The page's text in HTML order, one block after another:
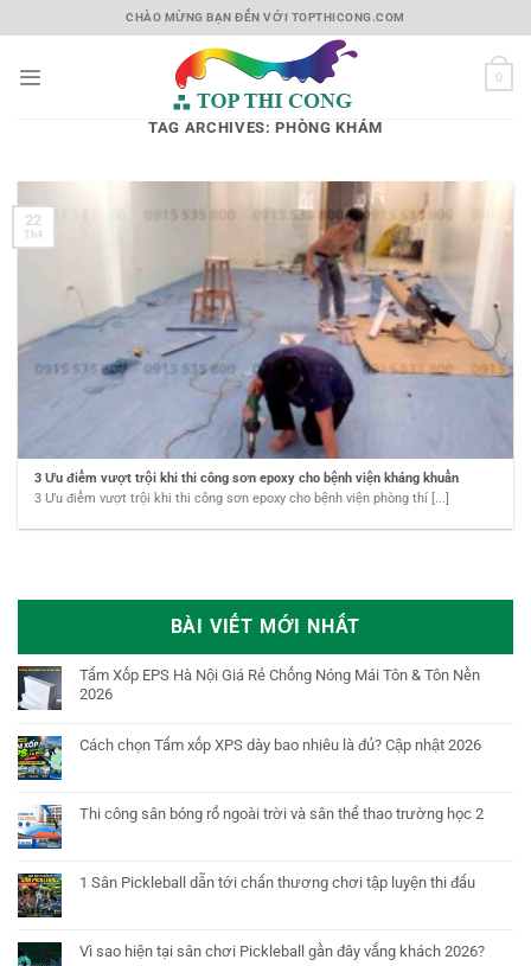
to
CHÀO MỪNG BẠN ĐẾN VỚI TOPTHICONG.COM
0
TAG ARCHIVES:PHÒNG KHÁM
BÀI VIẾT MỚI NHẤT
Tấm Xốp EPS Hà Nội Giá Rẻ Chống Nóng Mái Tôn & Tôn Nền
2026
Cách chọn Tấm xốp XPS dày bao nhiêu là đủ? Cập nhật 2026
Thi công sân bóng rổ ngoài trời và sân thể thao trường học 2
1 Sân Pickleball dẫn tới chấn thương chơi tập luyện thi đấu
Vì sao hiện tại sân chơi Pickleball gần đây vắng khách 2026?
3 Ưu điểm vượt trội khi thi công sơn epoxy cho bệnh viện kháng khuẩn
3 Ưu điểm vượt trội khi thi công sơn epoxy cho bệnh viện phòng thí [...]
22
Th4